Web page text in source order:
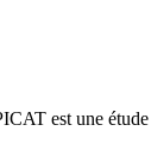
est une